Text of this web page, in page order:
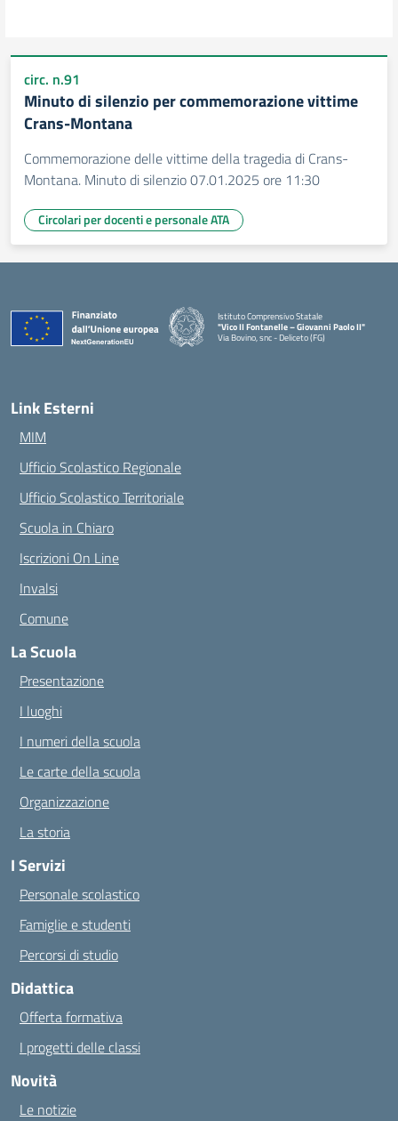
circ. n.91
Minuto di silenzio per commemorazione vittime
Crans-Montana
Commemorazione delle vittime della tragedia di Crans-
Montana. Minuto di silenzio 07.01.2025 ore 11:30
Circolari per docenti e personale ATA
Istituto Comprensivo Statale
"Vico II Fontanelle – Giovanni Paolo II"
Via Bovino, snc - Deliceto (FG)
Link Esterni
MIM
Ufficio Scolastico Regionale
Ufficio Scolastico Territoriale
Scuola in Chiaro
Iscrizioni On Line
Invalsi
Comune
La Scuola
Presentazione
I luoghi
I numeri della scuola
Le carte della scuola
Organizzazione
La storia
I Servizi
Personale scolastico
Famiglie e studenti
Percorsi di studio
Didattica
Offerta formativa
I progetti delle classi
Novità
Le notizie